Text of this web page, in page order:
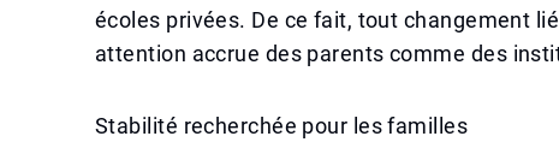
écoles privées. De ce fait, tout changement
attention accrue des parents comme des
Stabilité recherchée pour les familles